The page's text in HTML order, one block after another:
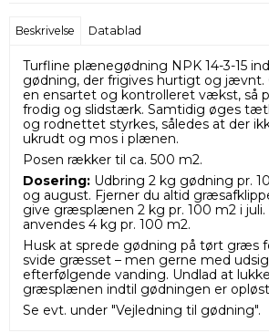
Beskrivelse Datablad
Turfline plænegødning NPK 14-3-15
gødning, der frigives hurtigt og jævnt.
en ensartet og kontrolleret vækst, så
frodig og slidstærk. Samtidig øges
og rodnettet styrkes, således at der
ukrudt og mos i plænen.
Posen rækker til ca. 500 m2.
Dosering: Udbring 2 kg gødning pr.
og august. Fjerner du altid
give græsplænen 2 kg pr. 100 m2 i juli.
anvendes 4 kg pr. 100 m2.
Husk at sprede gødning på tørt græs
svide græsset – men gerne med
efterfølgende vanding. Undlad at
græsplænen indtil gødningen er
Se evt. under "Vejledning til gødning".